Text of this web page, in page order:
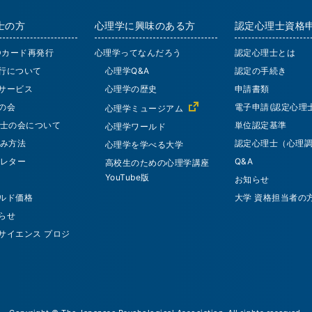
の方
ード再発行
について
ービス
会
の会について
方法
ター
ド価格
せ
イエンス プロジ
心理学に興味のある方
心理学ってなんだろう
心理学Q&A
心理学の歴史
心理学ミュージアム
心理学ワールド
心理学を学べる大学
高校生のための心理学講座
YouTube版
認定心理士資格
認定心理士とは
認定の手続き
申請書類
電子申請(認定心理
単位認定基準
認定心理士（心理
Q&A
お知らせ
大学 資格担当者の